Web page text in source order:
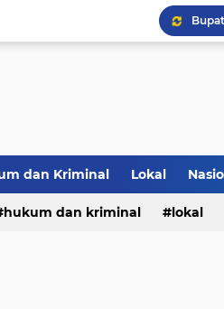
dan Kriminal Lokal
hukum dan kriminal lokal